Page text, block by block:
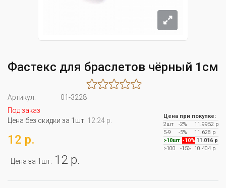
Фастекс для браслетов чёрный 1см
Артикул:
01-3228
Под заказ
Цена без скидки за 1шт: 12.24 р.
12 р.
Цена за 1шт: 12 р.
Цена при покупке:
2шт
-2%
11.9952 р
5-9
-5%
11.628 р
>10шт -10% 11.016 р
>100
-15% 10.404 р